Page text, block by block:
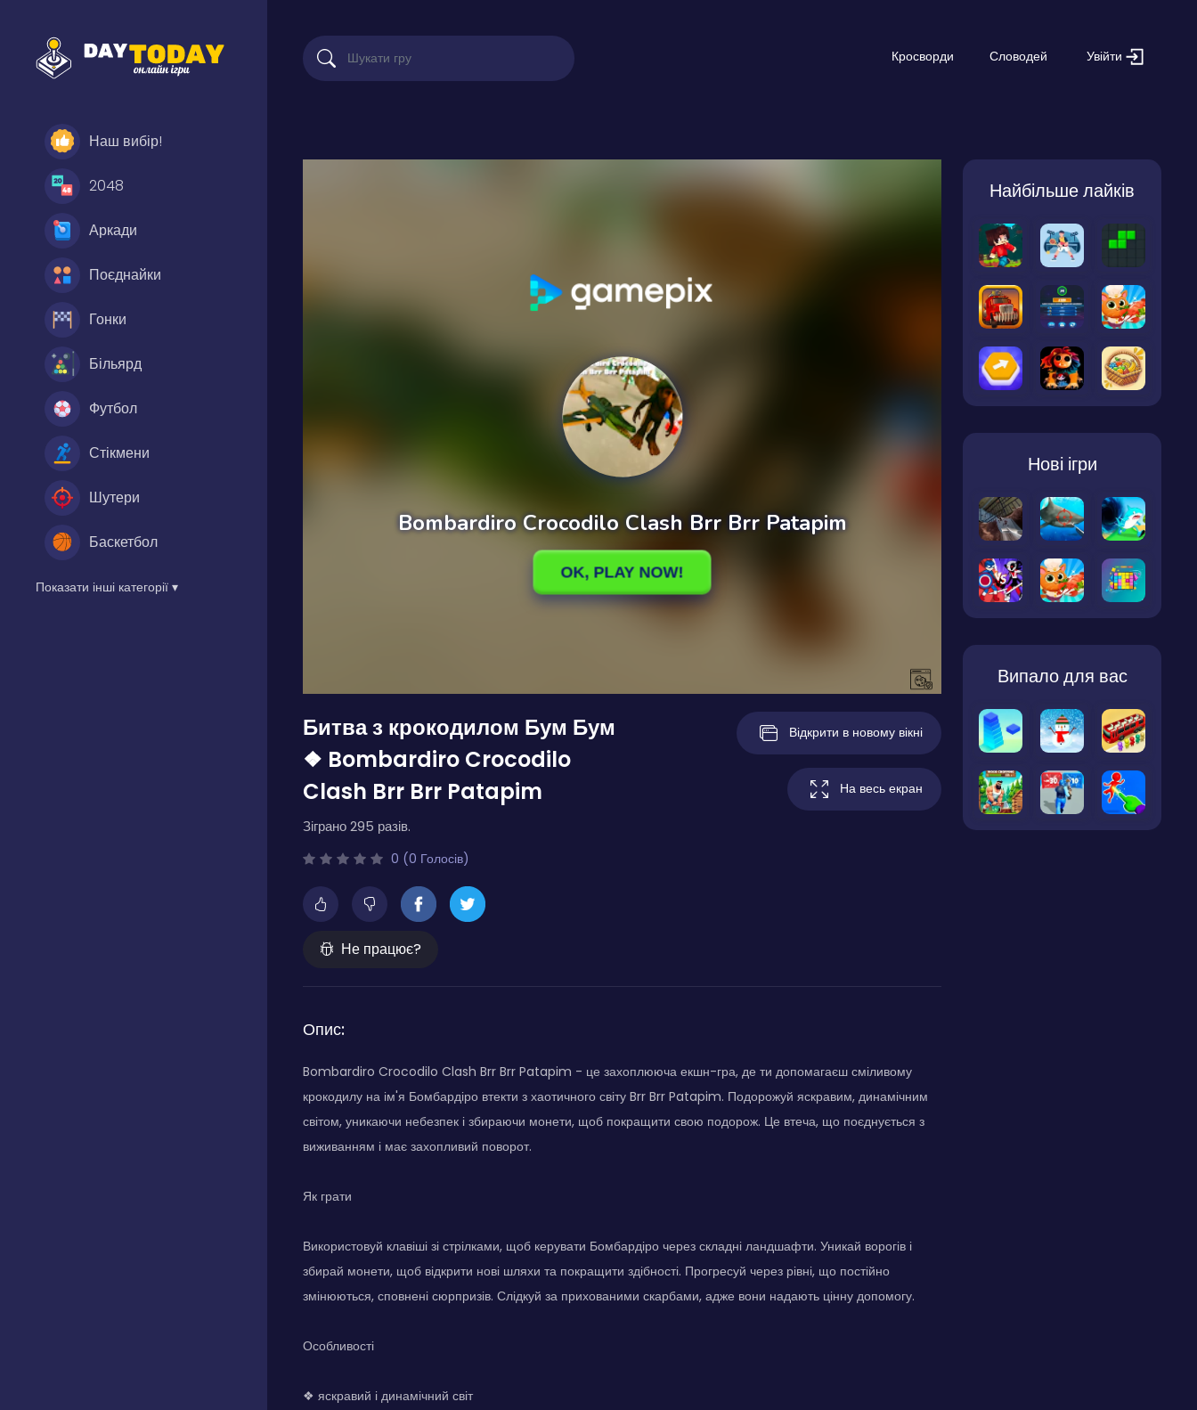
Наш вибір!
2048
Аркади
Поєднайки
Гонки
Більярд
Футбол
Стікмени
Шутери
Баскетбол
Показати інші категорії ▾
Кросворди Словодей Увійти
Битва з крокодилом Бум Бум
❖ Bombardiro Crocodilo
Clash Brr Brr Patapim
Зіграно 295 разів.
0 (0 Голосів)
Не працює?
Відкрити в новому вікні
На весь екран
Опис:
Bombardiro Crocodilo Clash Brr Brr Patapim - це захоплююча екшн-гра, де ти допомагаєш сміливому
крокодилу на ім'я Бомбардіро втекти з хаотичного світу Brr Brr Patapim. Подорожуй яскравим, динамічним
світом, уникаючи небезпек і збираючи монети, щоб покращити свою подорож. Це втеча, що поєднується з
виживанням і має захопливий поворот.
Як грати
Використовуй клавіші зі стрілками, щоб керувати Бомбардіро через складні ландшафти. Уникай ворогів і
збирай монети, щоб відкрити нові шляхи та покращити здібності. Прогресуй через рівні, що постійно
змінюються, сповнені сюрпризів. Слідкуй за прихованими скарбами, адже вони надають цінну допомогу.
Особливості
❖ яскравий і динамічний світ
Найбільше лайків
Нові ігри
Випало для вас